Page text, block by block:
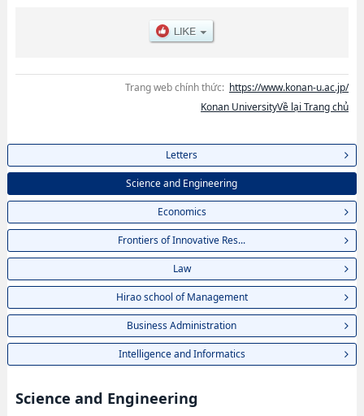
AdministrationhoặcNgành Intelligence and Informatics, thông tin về từng
ngành học, thông tin liên quan đến thi tuyển như số lượng tuyển sinh, số
Trang web chính thức: https://www.konan-u.ac.jp/
Konan UniversityVề lại Trang chủ
Letters
Science and Engineering
Economics
Frontiers of Innovative Res...
Law
Hirao school of Management
Business Administration
Intelligence and Informatics
Science and Engineering